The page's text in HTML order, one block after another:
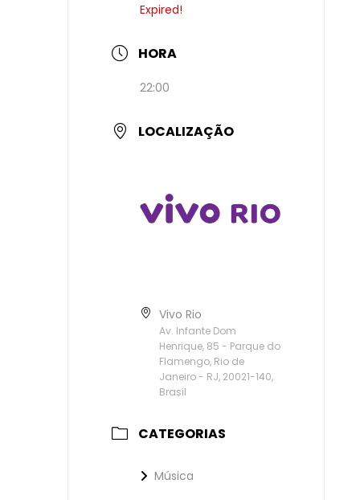
Expired!
HORA
22:00
LOCALIZAÇÃO
Vivo Rio
Av. Infante Dom
Henrique, 85 - Parque do
Flamengo, Rio de
Janeiro - RJ, 20021-140,
Brasil
CATEGORIAS
Música